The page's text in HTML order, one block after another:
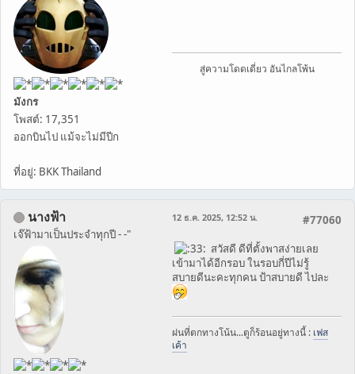
มังกร
โพสต์: 17,351
ออกบินไป แม้จะไม่มีปีก
ที่อยู่: BKK Thailand
สู่ความโดดเดี่ยว อันไกลโพ้น
นางฟ้า
เจ๊ฟ้ามาเป็นประจำทุกปี - -"
#77060
12 ธ.ค. 2025, 12:52 น.
สวัสดี ดีที่ตั้งพาสง่ายเลย
เข้ามาได้อีกรอบ ในรอบกี่ปีไม่รู้
สบายดีนะคะทุกคน ป้าสบายดี ไปละ
ฝนที่ตกทางโน้น...ตูก็ร้อนอยู่ทางนี้ : เฟส
เค้า